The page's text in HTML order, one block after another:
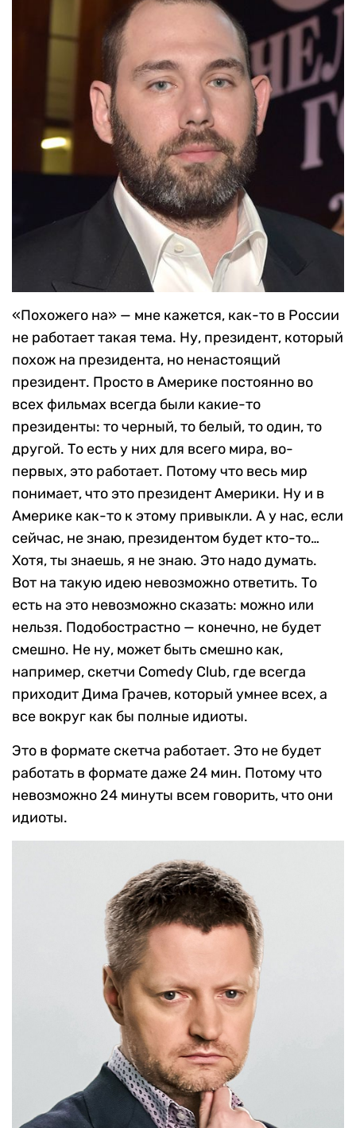
«Похожего на» — мне кажется, как-то в России
не работает такая тема. Ну, президент, который
похож на президента, но ненастоящий
президент. Просто в Америке постоянно во
всех фильмах всегда были какие-то
президенты: то черный, то белый, то один, то
другой. То есть у них для всего мира, во-
первых, это работает. Потому что весь мир
понимает, что это президент Америки. Ну и в
Америке как-то к этому привыкли. А у нас, если
сейчас, не знаю, президентом будет кто-то…
Хотя, ты знаешь, я не знаю. Это надо думать.
Вот на такую идею невозможно ответить. То
есть на это невозможно сказать: можно или
нельзя. Подобострастно — конечно, не будет
смешно. Не ну, может быть смешно как,
например, скетчи Comedy Club, где всегда
приходит Дима Грачев, который умнее всех, а
все вокруг как бы полные идиоты.
Это в формате скетча работает. Это не будет
работать в формате даже 24 мин. Потому что
невозможно 24 минуты всем говорить, что они
идиоты.